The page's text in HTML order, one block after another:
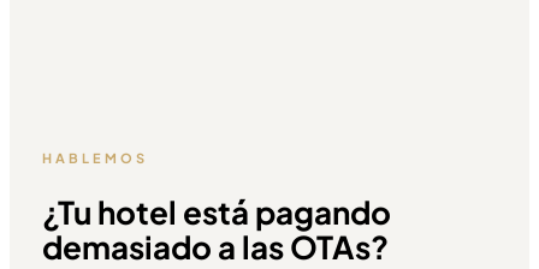
HABLEMOS
¿Tu hotel está pagando
demasiado a las OTAs?